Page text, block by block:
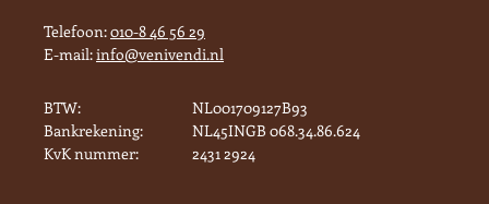
Telefoon:010-8 46 56 29
E-mail:info@venivendi.nl
BTW:
NL001709127B93
Bankrekening:
NL45INGB 068.34.86.624
KvK nummer:
2431 2924